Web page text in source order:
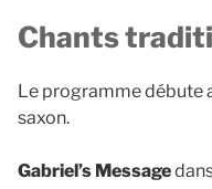
Chants
Le programme débute
saxon.
Gabriel’s Message